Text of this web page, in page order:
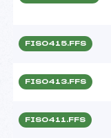
FIS0415.FFS
FIS0413.FFS
FIS0411.FFS